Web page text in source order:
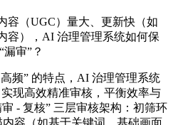
容（UGC）量大、更新快（如
容），AI 治理管理系统如何保
审”？
频” 的特点，AI 治理管理系统
现高效精准审核，平衡效率与
- 复核” 三层审核架构：初筛环